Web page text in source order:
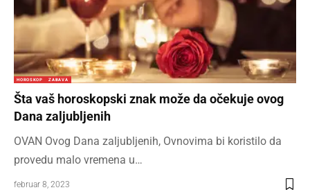
HOROSKOP ZABAVA
Šta vaš horoskopski znak može da očekuje ovog
Dana zaljubljenih
OVAN Ovog Dana zaljubljenih, Ovnovima bi koristilo da
provedu malo vremena u…
februar 8, 2023